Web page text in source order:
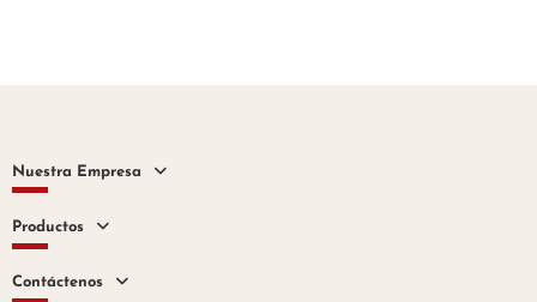
Nuestra Empresa
Productos
Contáctenos